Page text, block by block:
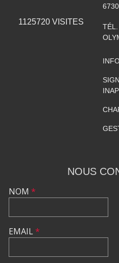
1125720 VISITES
TÉL.
NOUS
NOM *
EMAIL*